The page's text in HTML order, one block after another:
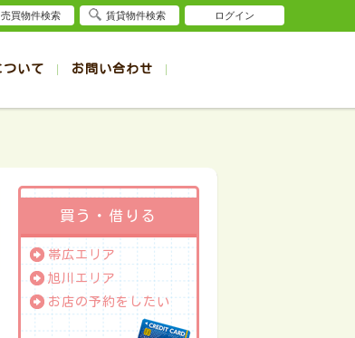
帯広の1DK～1LDK賃貸
帯広の2K～2LDK賃貸
帯広の3K～3LDK賃貸
帯広の4K以上賃貸
旭川の1DK～1LDK賃貸
旭川の2K～2LDK賃貸
旭川の3K～3LDK賃貸
旭川の4K以上賃貸
ついて お問い合わせ
買う・借りる
帯広エリア
旭川エリア
お店の予約をしたい
売買物件検索 賃貸物件検索 ログイン